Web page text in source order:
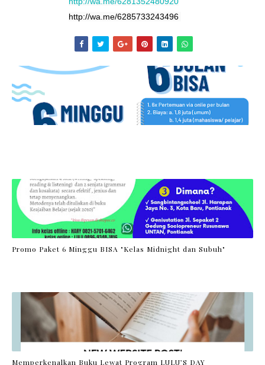
http://wa.me/6285733243496
Promo Paket 6 Minggu BISA "Kelas Midnight dan Subuh"
Memperkenalkan Buku Lewat Program LULU’S DAY